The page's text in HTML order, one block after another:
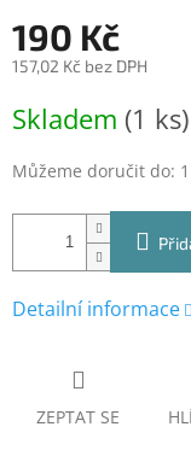
190 Kč
157,02 Kč bez DPH
cena:
Skladem (1 ks)
Můžeme doručit do:
Detailní informace
ZEPTAT SE